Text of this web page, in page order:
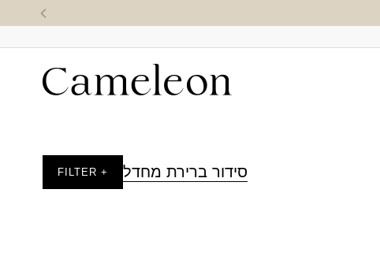
סידור ברירת מחדל + FILTER